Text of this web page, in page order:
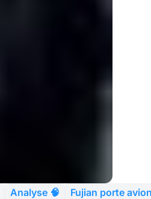
Analyse 🧠 Fujian porte